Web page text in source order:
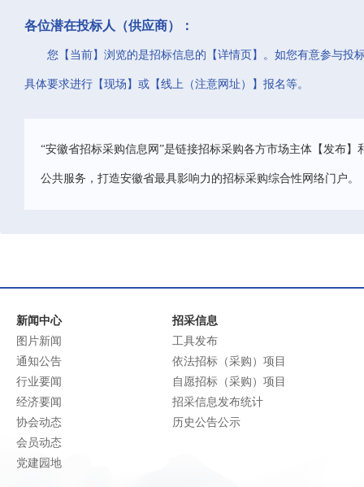
各位潜在投标人（供应商）：
您【当前】浏览的是招标信息的【详情页】。如您有意参与投
具体要求进行【现场】或【线上（注意网址）】报名等。
“安徽省招标采购信息网”是链接招标采购各方市场主体【发布
公共服务，打造安徽省最具影响力的招标采购综合性网络门户。
新闻中心
图片新闻
通知公告
行业要闻
经济要闻
协会动态
会员动态
党建园地
招采信息
工具发布
依法招标（采购）项目
自愿招标（采购）项目
招采信息发布统计
历史公告公示